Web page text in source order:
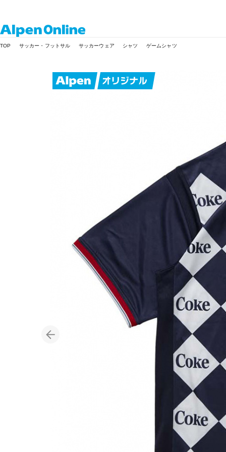
Online
TOP サッカー・フットサル サッカーウェア シャツ ゲームシャツ